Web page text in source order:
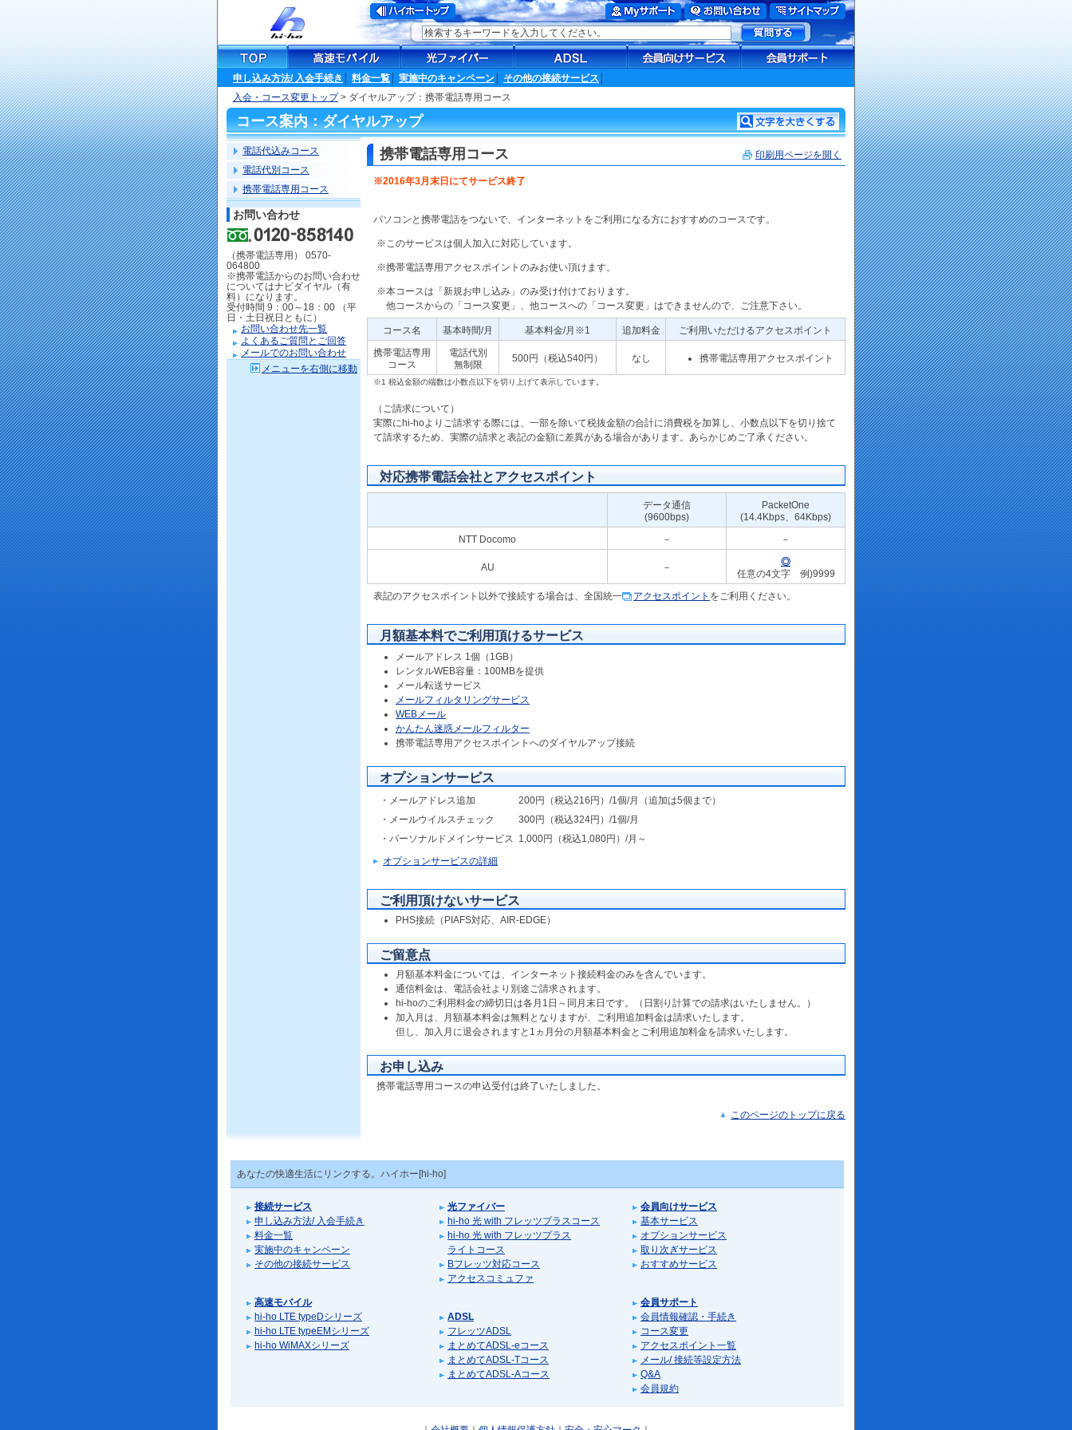
申し込み方法/ 入会手続き 料金一覧 実施中のキャンペーン その他の接続サービス
入会・コース変更トップ> ダイヤルアップ：携帯電話専用コース
コース案内：ダイヤルアップ
携帯電話専用コース 印刷用ページを開く
※2016年3月末日にてサービス終了
パソコンと携帯電話をつないで、インターネットをご利用になる方におすすめのコースです。
※このサービスは個人加入に対応しています。
※携帯電話専用アクセスポイントのみお使い頂けます。
※本コースは「新規お申し込み」のみ受け付けております。
他コースからの「コース変更」、他コースへの「コース変更」はできませんので、ご注意下さい。
コース名 基本時間/月 基本料金/月※1 追加料金
ご利用いただけるアクセスポイント
携帯電話専用
コース
電話代別
無制限
500円（税込540円） なし 携帯電話専用アクセスポイント
※1 税込金額の端数は小数点以下を切り上げて表示しています。
（ご請求について）
実際にhi-hoよりご請求する際には、一部を除いて税抜金額の合計に消費税を加算し、小数点以下を切り捨て
て請求するため、実際の請求と表記の金額に差異がある場合があります。あらかじめご了承ください。
対応携帯電話会社とアクセスポイント
データ通信
(9600bps)
PacketOne
(14.4Kbps、64Kbps)
NTT Docomo
－ －
AU －
◎
任意の4文字 例)9999
表記のアクセスポイント以外で接続する場合は、全国統一
アクセスポイント をご利用ください。
月額基本料でご利用頂けるサービス
メールアドレス 1個（1GB）
レンタルWEB容量：100MBを提供
メール転送サービス
メールフィルタリングサービス
WEBメール
かんたん迷惑メールフィルター
携帯電話専用アクセスポイントへのダイヤルアップ接続
オプションサービス
・メールアドレス追加
200円（税込216円）/1個/月（追加は5個まで）
・メールウイルスチェック
300円（税込324円）/1個/月
・パーソナルドメインサービス 1,000円（税込1,080円）/月～
オプションサービスの詳細
ご利用頂けないサービス
PHS接続（PIAFS対応、AIR-EDGE）
ご留意点
月額基本料金については、インターネット接続料金のみを含んでいます。
通信料金は、電話会社より別途ご請求されます。
hi-hoのご利用料金の締切日は各月1日～同月末日です。（日割り計算での請求はいたしません。）
加入月は、月額基本料金は無料となりますが、ご利用追加料金は請求いたします。
但し、加入月に退会されますと1ヵ月分の月額基本料金とご利用追加料金を請求いたします。
お申し込み
携帯電話専用コースの申込受付は終了いたしました。
このページのトップに戻る
電話代込みコース
電話代別コース
携帯電話専用コース
お問い合わせ
（携帯電話専用） 0570-
064800
※携帯電話からのお問い合わせ
についてはナビダイヤル（有
料）になります。
受付時間 9：00～18：00 （平
日・土日祝日ともに）
お問い合わせ先一覧
よくあるご質問とご回答
メールでのお問い合わせ
メニューを右側に移動
あなたの快適生活にリンクする。ハイホー[hi-ho]
接続サービス
申し込み方法/ 入会手続き
料金一覧
実施中のキャンペーン
その他の接続サービス
高速モバイル
hi-ho LTE typeDシリーズ
hi-ho LTE typeEMシリーズ
hi-ho WiMAXシリーズ
光ファイバー
hi-ho 光 with フレッツプラスコース
hi-ho 光 with フレッツプラス
ライトコース
Bフレッツ対応コース
アクセスコミュファ
ADSL
フレッツADSL
まとめてADSL-eコース
まとめてADSL-Tコース
まとめてADSL-Aコース
会員向けサービス
基本サービス
オプションサービス
取り次ぎサービス
おすすめサービス
会員サポート
会員情報確認・手続き
コース変更
アクセスポイント一覧
メール/ 接続等設定方法
Q&A
会員規約